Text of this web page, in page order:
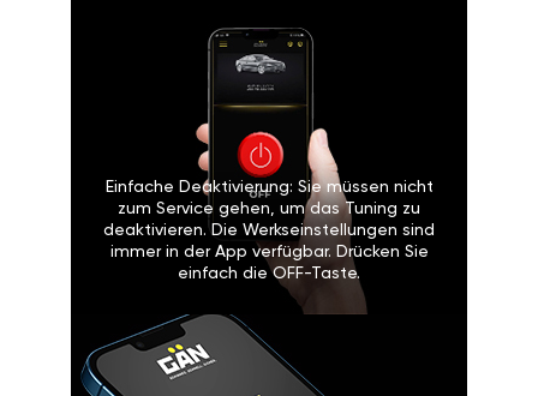
Einfache Deaktivierung: Sie müssen nicht
zum Service gehen, um das Tuning zu
deaktivieren. Die Werkseinstellungen sind
immer in der App verfügbar. Drücken Sie
einfach die OFF-Taste.